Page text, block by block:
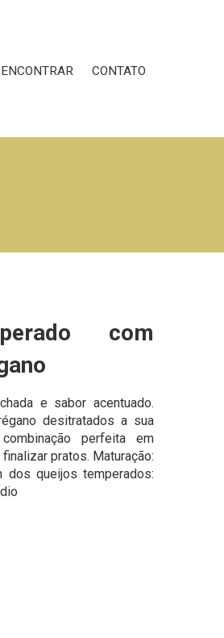
CONTATO
com
e sabor acentuado.
desitratados a sua
perfeita em
pratos. Maturação:
queijos temperados: